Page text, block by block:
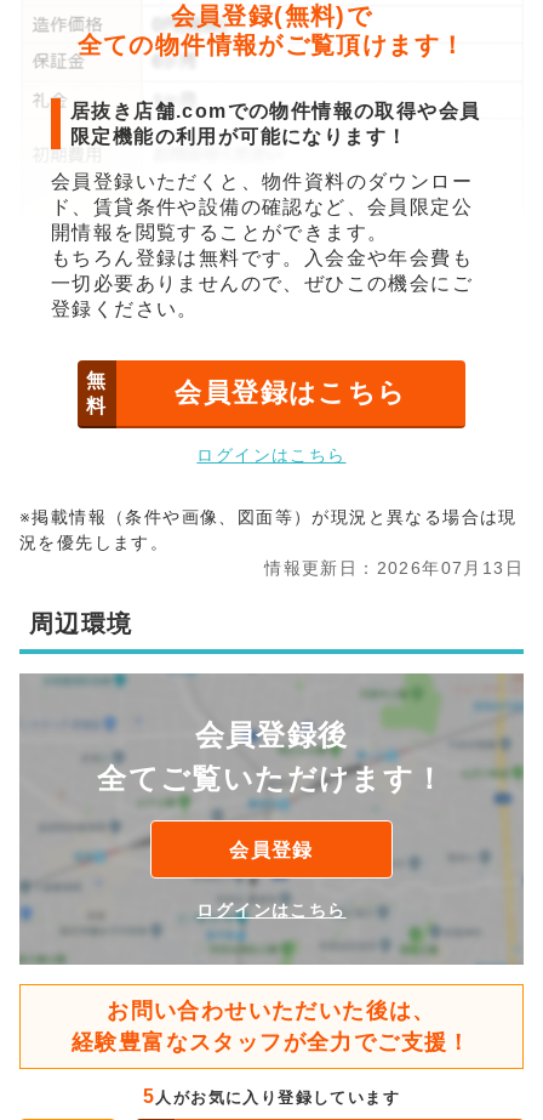
会員登録(無料)で
全ての物件情報がご覧頂けます！
居抜き店舗.comでの物件情報の取得や会員
限定機能の利用が可能になります！
会員登録いただくと、物件資料のダウンロー
ド、賃貸条件や設備の確認など、会員限定公
開情報を閲覧することができます。
もちろん登録は無料です。入会金や年会費も
一切必要ありませんので、ぜひこの機会にご
登録ください。
無
料
会員登録はこちら
ログインはこちら
※掲載情報（条件や画像、図面等）が現況と異なる場合は現
況を優先します。
情報更新日：2026年07月13日
周辺環境
会員登録後
全てご覧いただけます！
会員登録
ログインはこちら
お問い合わせいただいた後は、
経験豊富なスタッフが全力でご支援！
5人がお気に入り登録しています